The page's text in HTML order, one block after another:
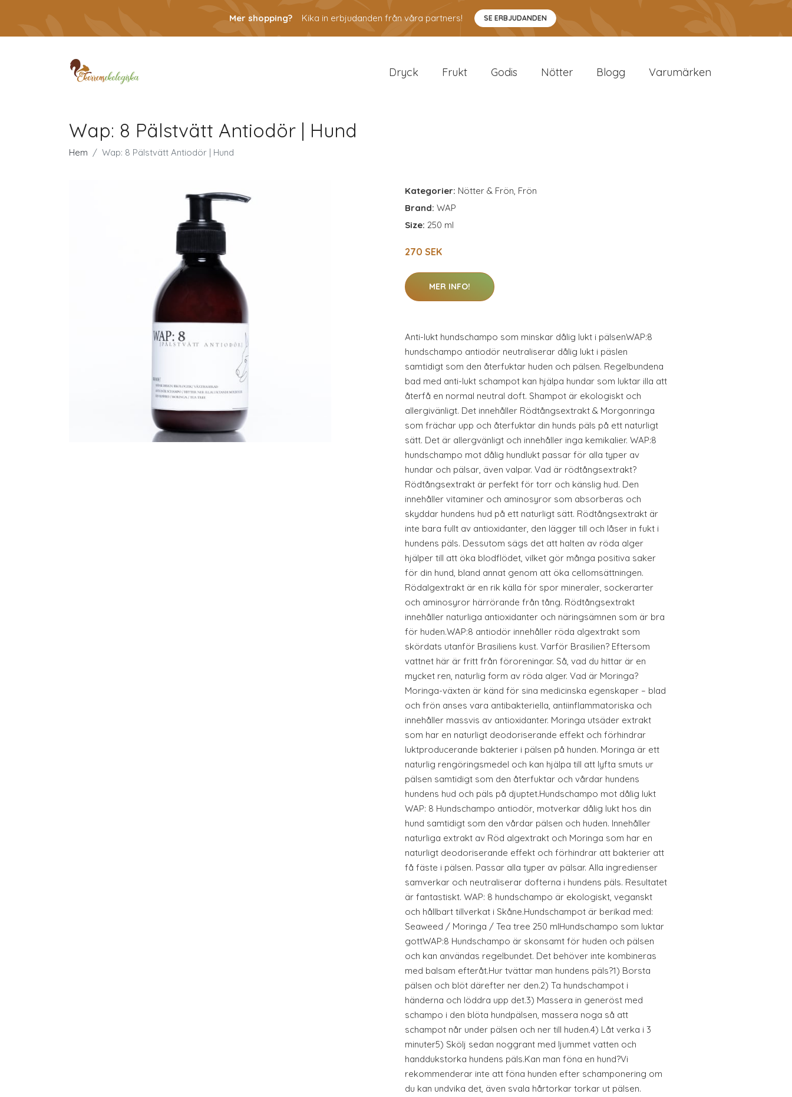
Mer shopping? Kika in erbjudanden från våra partners! SE ERBJUDANDEN
Dryck Frukt Godis Nötter Blogg Varumärken
Wap: 8 Pälstvätt Antiodör | Hund
Hem Wap: 8 Pälstvätt Antiodör | Hund
Kategorier: Nötter & Frön, Frön
Brand: WAP
Size: 250 ml
270 SEK
MER INFO!
Anti-lukt hundschampo som minskar dålig lukt i pälsenWAP:8
hundschampo antiodör neutraliserar dålig lukt i päslen
samtidigt som den återfuktar huden och pälsen. Regelbundena
bad med anti-lukt schampot kan hjälpa hundar som luktar illa att
återfå en normal neutral doft. Shampot är ekologiskt och
allergivänligt. Det innehåller Rödtångsextrakt & Morgonringa
som frächar upp och återfuktar din hunds päls på ett naturligt
sätt. Det är allergvänligt och innehåller inga kemikalier. WAP:8
hundschampo mot dålig hundlukt passar för alla typer av
hundar och pälsar, även valpar. Vad är rödtångsextrakt?
Rödtångsextrakt är perfekt för torr och känslig hud. Den
innehåller vitaminer och aminosyror som absorberas och
skyddar hundens hud på ett naturligt sätt. Rödtångsextrakt är
inte bara fullt av antioxidanter, den lägger till och låser in fukt i
hundens päls. Dessutom sägs det att halten av röda alger
hjälper till att öka blodflödet, vilket gör många positiva saker
för din hund, bland annat genom att öka cellomsättningen.
Rödalgextrakt är en rik källa för spor mineraler, sockerarter
och aminosyror härrörande från tång. Rödtångsextrakt
innehåller naturliga antioxidanter och näringsämnen som är bra
för huden.WAP:8 antiodör innehåller röda algextrakt som
skördats utanför Brasiliens kust. Varför Brasilien? Eftersom
vattnet här är fritt från föroreningar. Så, vad du hittar är en
mycket ren, naturlig form av röda alger. Vad är Moringa?
Moringa-växten är känd för sina medicinska egenskaper – blad
och frön anses vara antibakteriella, antiinflammatoriska och
innehåller massvis av antioxidanter. Moringa utsäder extrakt
som har en naturligt deodoriserande effekt och förhindrar
luktproducerande bakterier i pälsen på hunden. Moringa är ett
naturlig rengöringsmedel och kan hjälpa till att lyfta smuts ur
pälsen samtidigt som den återfuktar och vårdar hundens
hundens hud och päls på djuptet.Hundschampo mot dålig lukt
WAP: 8 Hundschampo antiodör, motverkar dålig lukt hos din
hund samtidigt som den vårdar pälsen och huden. Innehåller
naturliga extrakt av Röd algextrakt och Moringa som har en
naturligt deodoriserande effekt och förhindrar att bakterier att
få fäste i pälsen. Passar alla typer av pälsar. Alla ingredienser
samverkar och neutraliserar dofterna i hundens päls. Resultatet
är fantastiskt. WAP: 8 hundschampo är ekologiskt, veganskt
och hållbart tillverkat i Skåne.Hundschampot är berikad med:
Seaweed / Moringa / Tea tree 250 mlHundschampo som luktar
gottWAP:8 Hundschampo är skonsamt för huden och pälsen
och kan användas regelbundet. Det behöver inte kombineras
med balsam efteråt.Hur tvättar man hundens päls?1) Borsta
pälsen och blöt därefter ner den.2) Ta hundschampot i
händerna och löddra upp det.3) Massera in generöst med
schampo i den blöta hundpälsen, massera noga så att
schampot når under pälsen och ner till huden.4) Låt verka i 3
minuter5) Skölj sedan noggrant med ljummet vatten och
handdukstorka hundens päls.Kan man föna en hund?Vi
rekommenderar inte att föna hunden efter schamponering om
du kan undvika det, även svala hårtorkar torkar ut pälsen.